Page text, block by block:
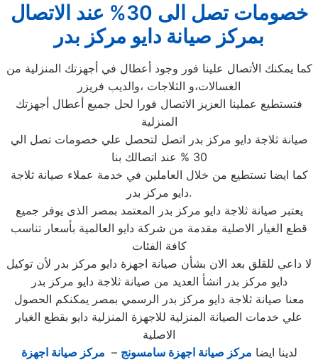
خصومات تصل الى 30% عند الاتصال
بمركز صيانة دايو مركز بدر
كما يمكنك الأتصال علينا فور وجود أعطال في أجهزتك المنزلية من
الغسالات،و الثلاجات ،والديب فريزر
فتستطيع عملينا العزيز الاتصال فورا لحل جميع أعطال أجهزتك
المنزلية
صيانة ثلاجة دايو مركز بدر اتصل لتحصل علي خصومات تصل الي
30 % عند اتصالك بنا
كما ايضا تستطيع من خلال العاملين في خدمة عملاء صيانة ثلاجة
دايو مركز بدر.
يعتبر صيانة ثلاجة دايو مركز بدر المعتمد بمصر الذى يوفر جميع
قطع الغيار الاصلية مقدمة من شركة دايو العالمية بأسعار تناسب
كافة الفئات
لا داعي للقلق بعد الان بشأن صيانة اجهزة دايو مركز بدر لأن توكيل
دايو مركز بدر انشأ العديد من صيانة ثلاجة دايو مركز بدر
معنا صيانة ثلاجة دايو مركز بدر الرسمي بمصر يمكنكم الحصول
علي خدمات الصيانة المنزلية للاجهزة المنزلية دايو بقطع الغيار
الاصلية
لدينا ايضا مركز صيانة اجهزة سامسونج – مركز صيانة اجهزة